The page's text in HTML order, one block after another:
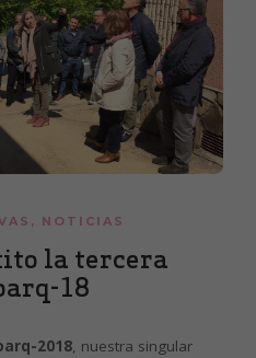
, NOTICIAS
la tercera
18
2018, nuestra singular